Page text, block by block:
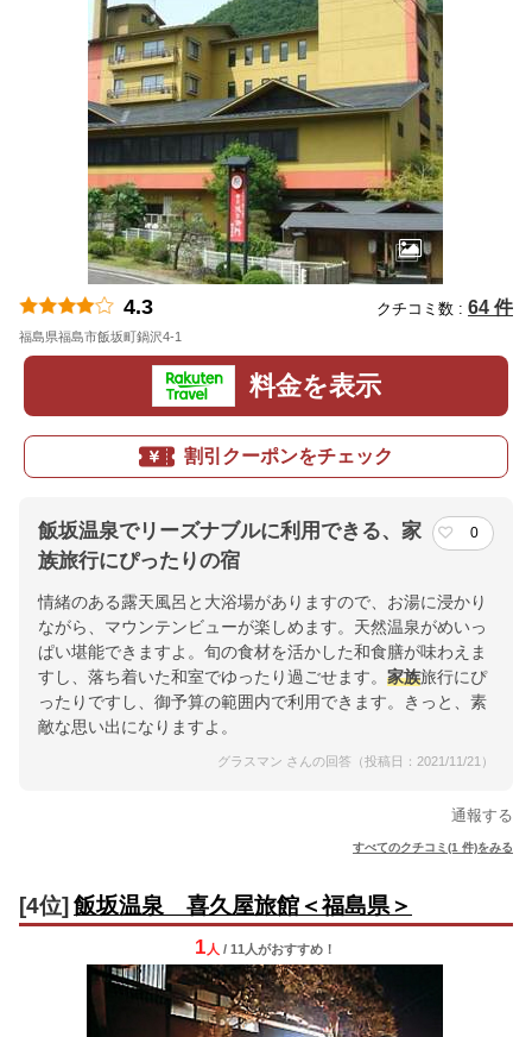
4.3 クチコミ数 : 64 件
福島県福島市飯坂町鍋沢4-1
料金を表示
割引クーポンをチェック
飯坂温泉でリーズナブルに利用できる、家
族旅行にぴったりの宿
0
情緒のある露天風呂と大浴場がありますので、お湯に浸かり
ながら、マウンテンビューが楽しめます。天然温泉がめいっ
ぱい堪能できますよ。旬の食材を活かした和食膳が味わえま
すし、落ち着いた和室でゆったり過ごせます。 家族旅行にぴ
ったりですし、御予算の範囲内で利用できます。きっと、素
敵な思い出になりますよ。
グラスマン さんの回答（投稿日：2021/11/21）
通報する
すべてのクチコミ(1 件)をみる
[4位] 飯坂温泉 喜久屋旅館＜福島県＞
1 人 / 11人がおすすめ！